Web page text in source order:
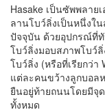
Hasake เป็นซัพพลาย
ลานโบว์ลิ่งเป็นหนึ่งใ
ปัจจุบัน ด้วยอุปกรณ์ที่
โบว์ลิ่งมอบสภาพโบว์
โบว์ลิ่ง (หรือที่เรียกว่า
แต่ละคนขว้างลูกบอล
ยืนอยู่ท้ายถนนโดยมีจุ
ทั้งหมด